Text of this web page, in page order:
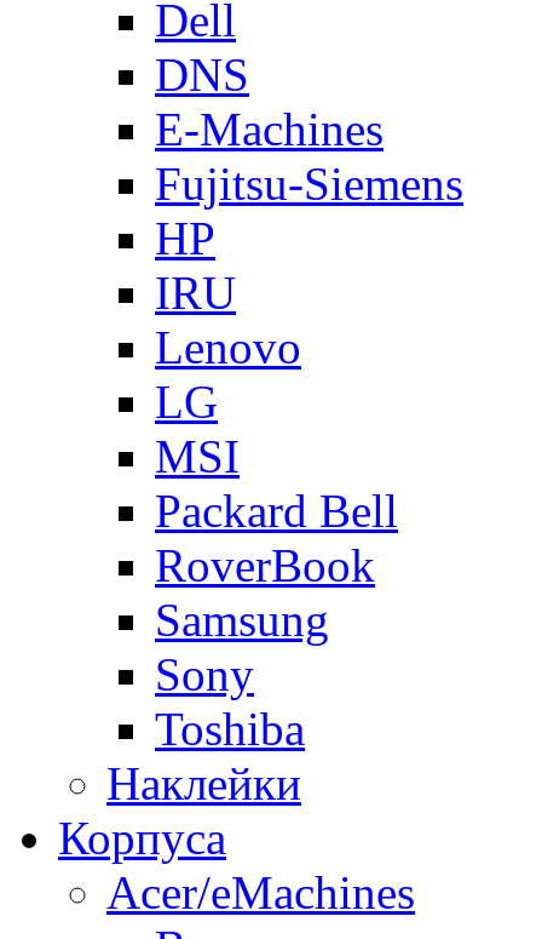
Dell
DNS
E-Machines
Fujitsu-Siemens
HP
IRU
Lenovo
LG
MSI
Packard Bell
RoverBook
Samsung
Sony
Toshiba
Наклейки
Корпуса
Acer/eMachines